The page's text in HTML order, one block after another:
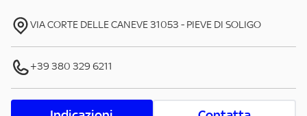
VIA CORTE DELLE CANEVE31053 - PIEVE DI SOLIGO
+39 380 329 6211